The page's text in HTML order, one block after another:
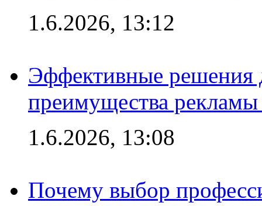
1.6.2026, 13:12
Эффективные решения
преимущества рекламы
1.6.2026, 13:08
Почему выбор